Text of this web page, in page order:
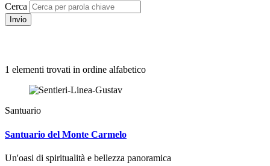
Cerca
Invio
1 elementi trovati in ordine alfabetico
Santuario
Santuario del Monte Carmelo
Un'oasi di spiritualità e bellezza panoramica